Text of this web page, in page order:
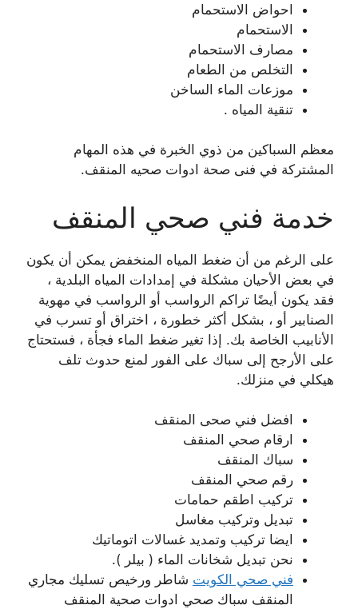
احواض الاستحمام
الاستحمام
مصارف الاستحمام
التخلص من الطعام
موزعات الماء الساخن
تنقية المياه .
معظم السباكين من ذوي الخبرة في هذه المهام
المشتركة في فنى صحة ادوات صحيه المنقف.
خدمة فني صحي المنقف
على الرغم من أن ضغط المياه المنخفض يمكن أن يكون
في بعض الأحيان مشكلة في إمدادات المياه البلدية ،
فقد يكون أيضًا تراكم الرواسب أو الرواسب في مهوية
الصنابير أو ، بشكل أكثر خطورة ، اختراق أو تسرب في
الأنابيب الخاصة بك. إذا تغير ضغط الماء فجأة ، فستحتاج
على الأرجح إلى سباك على الفور لمنع حدوث تلف
هيكلي في منزلك.
افضل فني صحى المنقف
ارقام صحي المنقف
سباك المنقف
رقم صحي المنقف
تركيب اطقم حمامات
تبديل وتركيب مغاسل
ايضا تركيب وتمديد غسالات اتوماتيك
نحن تبديل شخانات الماء ( بيلر ).
فني صحي الكويت شاطر ورخيص تسليك مجاري
المنقف سباك صحي ادوات صحية المنقف